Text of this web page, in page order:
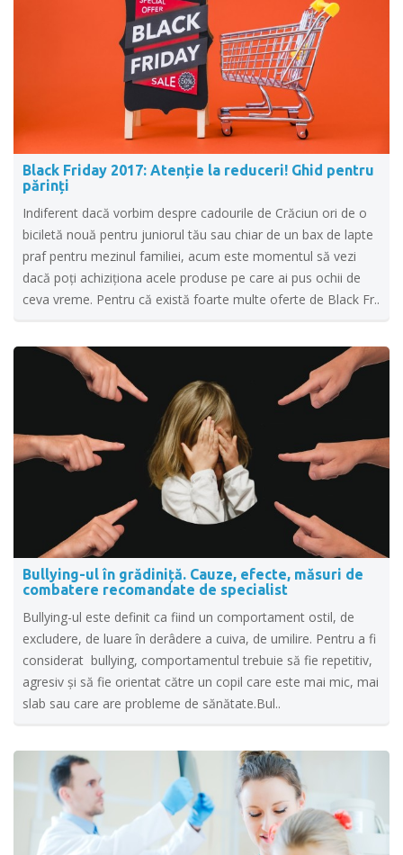
Black Friday 2017: Atenție la reduceri! Ghid pentru
părinți
Indiferent dacă vorbim despre cadourile de Crăciun ori de o
biciletă nouă pentru juniorul tău sau chiar de un bax de lapte
praf pentru mezinul familiei, acum este momentul să vezi
dacă poți achiziționa acele produse pe care ai pus ochii de
ceva vreme. Pentru că există foarte multe oferte de Black Fr..
Bullying-ul în grădiniță. Cauze, efecte, măsuri de
combatere recomandate de specialist
Bullying-ul este definit ca fiind un comportament ostil, de
excludere, de luare în derâdere a cuiva, de umilire. Pentru a fi
considerat bullying, comportamentul trebuie să fie repetitiv,
agresiv și să fie orientat către un copil care este mai mic, mai
slab sau care are probleme de sănătate.Bul..